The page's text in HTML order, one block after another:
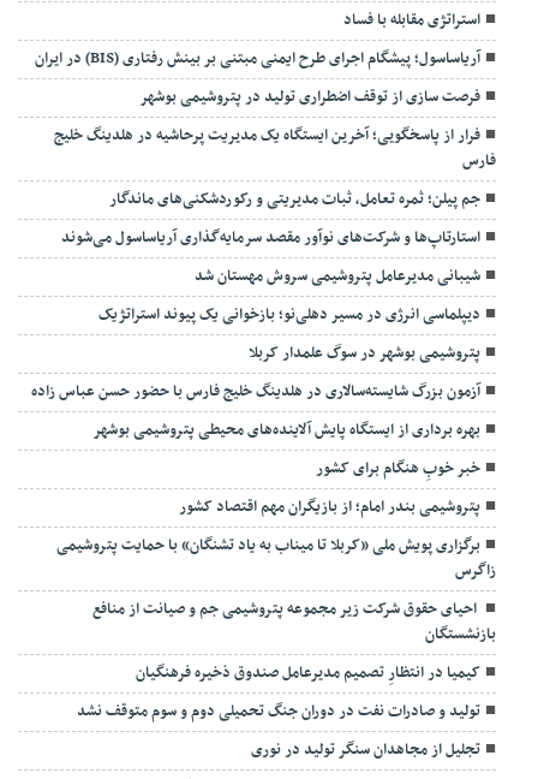
استراتژی مقابله با فساد
آریاساسول؛ پیشگام اجرای طرح ایمنی مبتنی بر بینش رفتاری (BIS) در ایران
فرصت سازی از توقف اضطراری تولید در پتروشیمی بوشهر
فرار از پاسخگویی؛ آخرین ایستگاه یک مدیریت پرحاشیه در هلدینگ خلیج
فارس
جم پیلن؛ ثمره تعامل، ثبات مدیریتی و رکوردشکنی‌های ماندگار
استارتاپ‌ها و شرکت‌های نوآور مقصد سرما‌یه‌گذاری آریاساسول می‌شوند
شیبانی مدیرعامل پتروشیمی سروش مهستان شد
دیپلماسی انرژی در مسیر دهلی‌نو؛ بازخوانی یک پیوند استراتژیک
پتروشیمی بوشهر در سوگ علمدار کربلا
آزمون بزرگ شایسته‌سالاری در هلدینگ خلیج فارس با حضور حسن عباس زاده
بهره برداری از ایستگاه پایش آلاینده‌های محیطی پتروشیمی بوشهر
خبر خوبِ هنگام برای کشور
پتروشیمی بندر امام؛ از بازیگران مهم اقتصاد کشور
برگزاری پویش ملی «کربلا تا میناب به یاد تشنگان» با حمایت پتروشیمی
زاگرس
احیای حقوق شرکت زیر مجموعه پتروشیمی جم و صیانت از منافع
بازنشستگان
کیمیا در انتظارِ تصمیم مدیرعامل صندوق ذخیره فرهنگیان
تولید و صادرات نفت در دوران جنگ تحمیلی دوم و سوم متوقف نشد
تجلیل از مجاهدان سنگر تولید در نوری